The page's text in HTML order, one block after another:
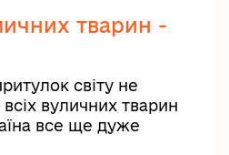
тварин -
світу не
вуличних тварин
все ще дуже